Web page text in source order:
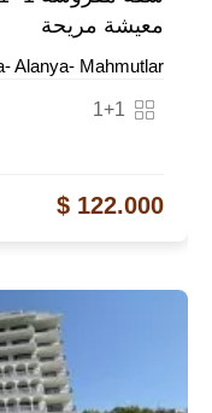
معيشة مريحة
Alanya- Mahmutlar
1+1
122.000 $